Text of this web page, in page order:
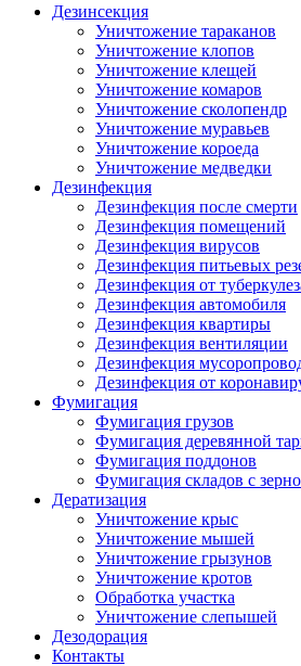
Дезинсекция
Уничтожение тараканов
Уничтожение клопов
Уничтожение клещей
Уничтожение комаров
Уничтожение сколопендр
Уничтожение муравьев
Уничтожение короеда
Уничтожение медведки
Дезинфекция
Дезинфекция после смерти
Дезинфекция помещений
Дезинфекция вирусов
Дезинфекция питьевых
Дезинфекция от
Дезинфекция автомобиля
Дезинфекция квартиры
Дезинфекция вентиляции
Дезинфекция
Дезинфекция от
Фумигация
Фумигация грузов
Фумигация деревянной
Фумигация поддонов
Фумигация складов с
Дератизация
Уничтожение крыс
Уничтожение мышей
Уничтожение грызунов
Уничтожение кротов
Обработка участка
Уничтожение слепышей
Дезодорация
Контакты